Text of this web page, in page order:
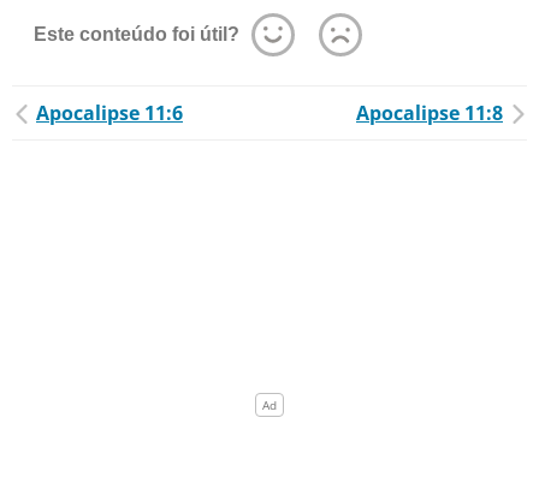
Este conteúdo foi útil?
Apocalipse 11:6 Apocalipse 11:8